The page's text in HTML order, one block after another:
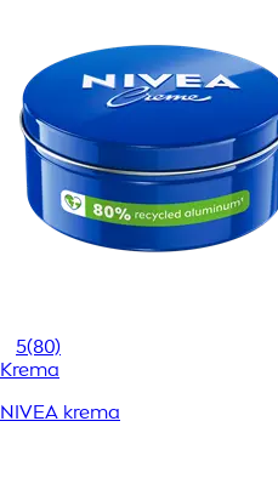
5(80)
Krema
NIVEA krema